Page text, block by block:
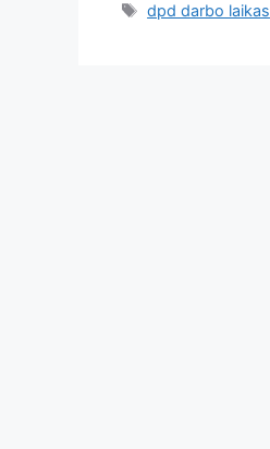
dpd darbo laikas